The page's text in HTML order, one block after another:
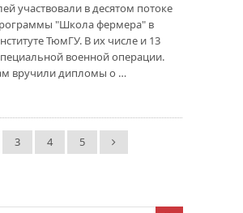
участвовали в десятом потоке
"Школа фермера" в
ТюмГУ. В их числе и 13
военной операции.
вручили дипломы о …
3 4 5